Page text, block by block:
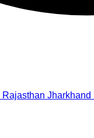
Rajasthan Jharkhand